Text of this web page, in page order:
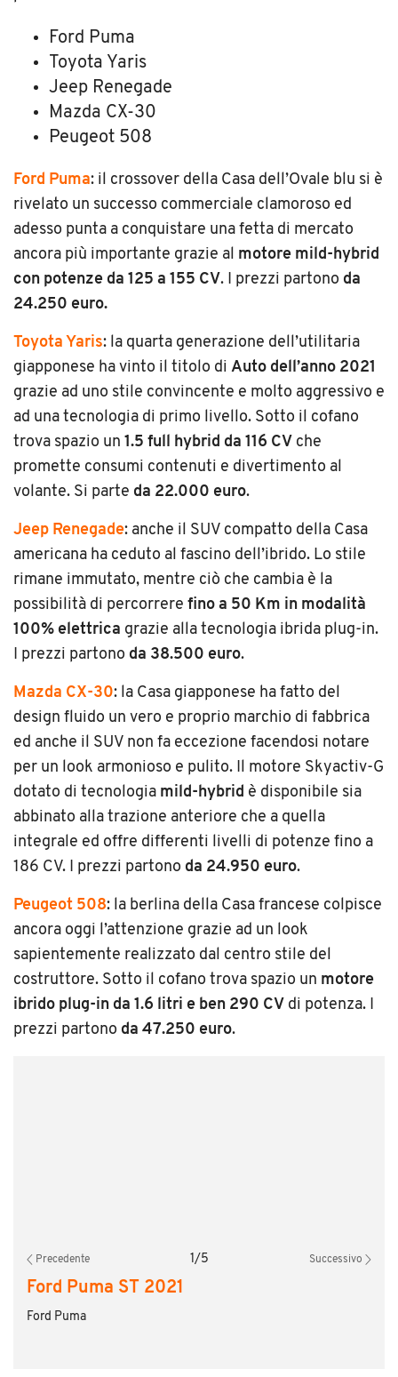
Ford Puma
Toyota Yaris
Jeep Renegade
Mazda CX-30
Peugeot 508
Ford Puma: il crossover della Casa dell’Ovale blu si è
rivelato un successo commerciale clamoroso ed
adesso punta a conquistare una fetta di mercato
ancora più importante grazie al motore mild-hybrid
con potenze da 125 a 155 CV. I prezzi partono da
24.250 euro.
Toyota Yaris: la quarta generazione dell’utilitaria
giapponese ha vinto il titolo di Auto dell’anno 2021
grazie ad uno stile convincente e molto aggressivo e
ad una tecnologia di primo livello. Sotto il cofano
trova spazio un 1.5 full hybrid da 116 CV che
promette consumi contenuti e divertimento al
volante. Si parte da 22.000 euro.
Jeep Renegade: anche il SUV compatto della Casa
americana ha ceduto al fascino dell’ibrido. Lo stile
rimane immutato, mentre ciò che cambia è la
possibilità di percorrere fino a 50 Km in modalità
100% elettrica grazie alla tecnologia ibrida plug-in.
I prezzi partono da 38.500 euro.
Mazda CX-30: la Casa giapponese ha fatto del
design fluido un vero e proprio marchio di fabbrica
ed anche il SUV non fa eccezione facendosi notare
per un look armonioso e pulito. Il motore Skyactiv-G
dotato di tecnologia mild-hybrid è disponibile sia
abbinato alla trazione anteriore che a quella
integrale ed offre differenti livelli di potenze fino a
186 CV. I prezzi partono da 24.950 euro.
Peugeot 508: la berlina della Casa francese colpisce
ancora oggi l’attenzione grazie ad un look
sapientemente realizzato dal centro stile del
costruttore. Sotto il cofano trova spazio un motore
ibrido plug-in da 1.6 litri e ben 290 CV di potenza. I
prezzi partono da 47.250 euro.
Precedente 1/5 Successivo
Ford Puma ST 2021
Ford Puma